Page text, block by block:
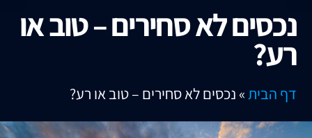
נכסים לא סחירים – טוב או
רע?
דף הבית» נכסים לא סחירים – טוב או רע?